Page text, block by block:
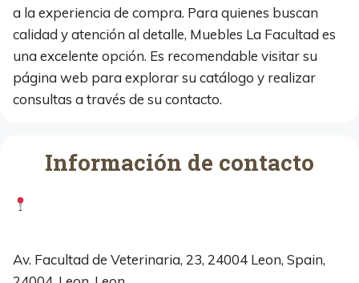
a la experiencia de compra. Para quienes buscan
calidad y atención al detalle, Muebles La Facultad es
una excelente opción. Es recomendable visitar su
página web para explorar su catálogo y realizar
consultas a través de su contacto.
Información de contacto
Av. Facultad de Veterinaria, 23, 24004 Leon, Spain,